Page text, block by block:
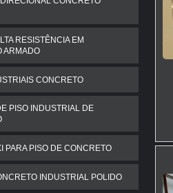
RESISTÊNCIA EM
ARMADO
CONCRETO
PISO INDUSTRIAL DE
PARA PISO DE CONCRETO
INDUSTRIAL POLIDO